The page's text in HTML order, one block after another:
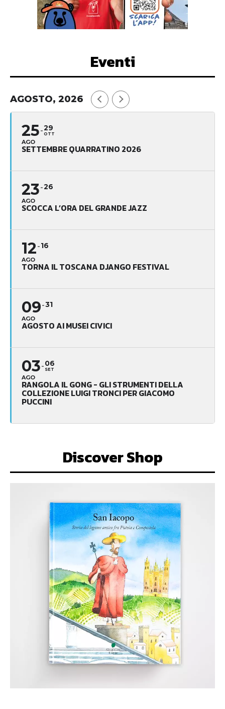
Eventi
AGOSTO, 2026
25
AGO
29
OTT
SETTEMBRE QUARRATINO 2026
23
AGO
26
SCOCCA L’ORA DEL GRANDE JAZZ
12
AGO
16
TORNA IL TOSCANA DJANGO FESTIVAL
09
AGO
31
AGOSTO AI MUSEI CIVICI
03
AGO
06
SET
RANGOLA IL GONG - GLI STRUMENTI DELLA
COLLEZIONE LUIGI TRONCI PER GIACOMO
PUCCINI
Discover Shop